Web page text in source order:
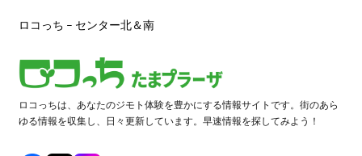
ロコっち – センター北＆南
ロコっちは、あなたのジモト体験を豊かにする情報サイトです。街のあら
ゆる情報を収集し、日々更新しています。早速情報を探してみよう！